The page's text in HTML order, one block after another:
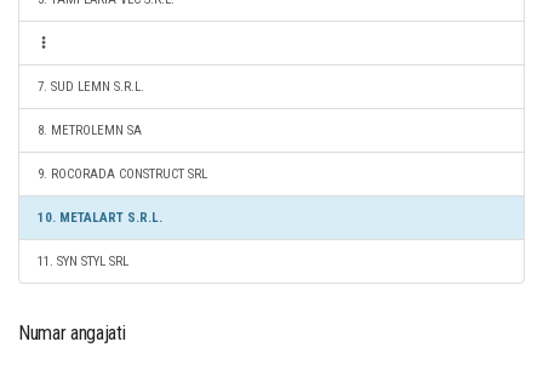
7. SUD LEMN S.R.L.
8. METROLEMN SA
9. ROCORADA CONSTRUCT SRL
10. METALART S.R.L.
11. SYN STYL SRL
Numar angajati